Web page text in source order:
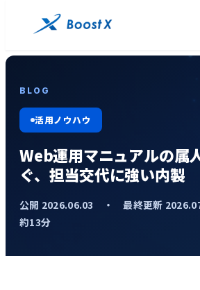
BLOG
活用ノウハウ
Web運用マニュアルの属
ぐ、担当交代に強い内製
公開 2026.06.03 ・ 最終更新
約13分